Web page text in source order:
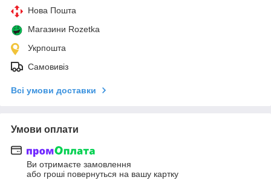
Нова Пошта
Магазини Rozetka
Укрпошта
Самовивіз
Всі умови доставки
Умови оплати
Ви отримаєте замовлення
або гроші повернуться на вашу картку